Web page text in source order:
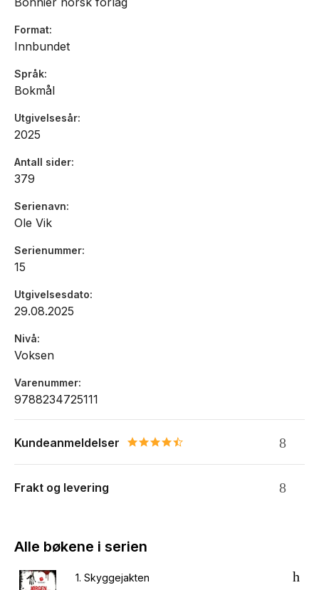
Bokhandlerprisen fem ganger.
Format
Innbundet
Språk
Bokmål
Utgivelsesår
2025
Antall sider
379
Serienavn
Ole Vik
Serienummer
15
Utgivelsesdato
29.08.2025
Nivå
Voksen
Varenummer
9788234725111
Kundeanmeldelser 4.7 star rating
Frakt og levering
Alle bøkene i serien
1. Skyggejakten